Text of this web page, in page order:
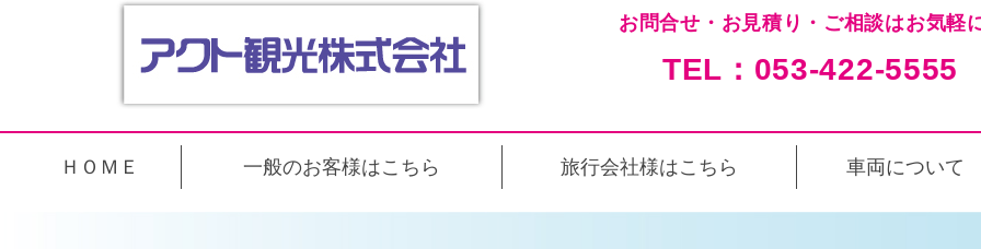
お問合せ・お見積り・ご相談はお気軽
TEL：053-422-5555
ＨＯＭＥ 一般のお客様はこちら 旅行会社様はこちら 車両について